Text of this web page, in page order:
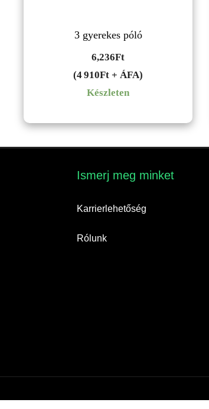
3 gyerekes póló
6,236Ft
(4 910Ft + ÁFA)
Készleten
Ismerj meg minket​
Karrierlehetőség
Rólunk